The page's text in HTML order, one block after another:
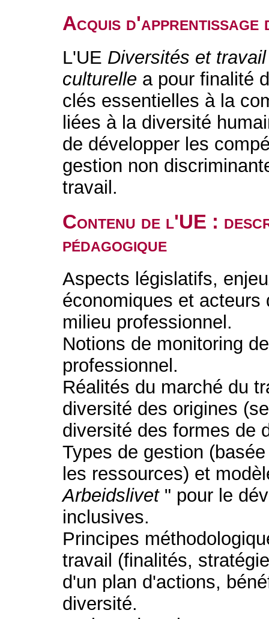
Acquis d'apprentissage
L'UE Diversités et
culturelle a pour finalité
clés essentielles à la
liées à la diversité
de développer les
gestion non
travail.
Contenu de l'UE :
pédagogique
Aspects législatifs,
économiques et
milieu professionnel.
Notions de monitoring
professionnel.
Réalités du marché du
diversité des origines
diversité des formes de
Types de gestion
les ressources) et
Arbeidslivet" pour le
inclusives.
Principes
travail (finalités,
d'un plan d'actions,
diversité.